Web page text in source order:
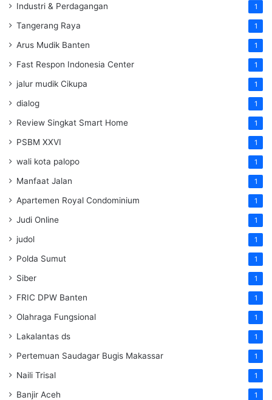
Industri & Perdagangan 1
Tangerang Raya 1
Arus Mudik Banten 1
Fast Respon Indonesia Center 1
jalur mudik Cikupa 1
dialog 1
Review Singkat Smart Home 1
PSBM XXVI 1
wali kota palopo 1
Manfaat Jalan 1
Apartemen Royal Condominium 1
Judi Online 1
judol 1
Polda Sumut 1
Siber 1
FRIC DPW Banten 1
Olahraga Fungsional 1
Lakalantas ds 1
Pertemuan Saudagar Bugis Makassar 1
Naili Trisal 1
Banjir Aceh 1